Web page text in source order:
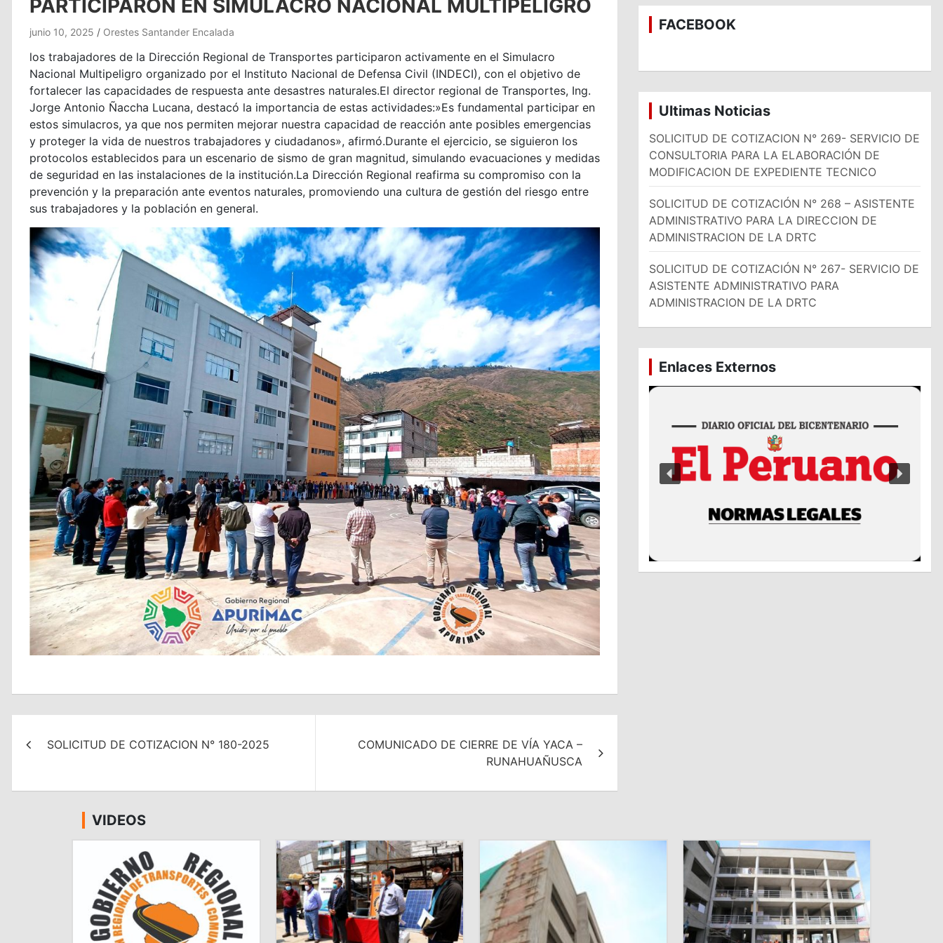
PARTICIPARON EN SIMULACRO NACIONAL MULTIPELIGRO
junio 10, 2025 Orestes Santander Encalada
los trabajadores de la Dirección Regional de Transportes participaron activamente en el Simulacro
Nacional Multipeligro organizado por el Instituto Nacional de Defensa Civil (INDECI), con el objetivo de
fortalecer las capacidades de respuesta ante desastres naturales.El director regional de Transportes, Ing.
Jorge Antonio Ñaccha Lucana, destacó la importancia de estas actividades:»Es fundamental participar en
estos simulacros, ya que nos permiten mejorar nuestra capacidad de reacción ante posibles emergencias
y proteger la vida de nuestros trabajadores y ciudadanos», afirmó.Durante el ejercicio, se siguieron los
protocolos establecidos para un escenario de sismo de gran magnitud, simulando evacuaciones y medidas
de seguridad en las instalaciones de la institución.La Dirección Regional reafirma su compromiso con la
prevención y la preparación ante eventos naturales, promoviendo una cultura de gestión del riesgo entre
sus trabajadores y la población en general.
de
SOLICITUD DE COTIZACION N° 180-2025
COMUNICADO DE CIERRE DE VÍA YACA –
RUNAHUAÑUSCA
c
a
r
FACEBOOK
Ultimas Noticias
SOLICITUD DE COTIZACION N° 269- SERVICIO DE
CONSULTORIA PARA LA ELABORACIÓN DE
MODIFICACION DE EXPEDIENTE TECNICO
SOLICITUD DE COTIZACIÓN N° 268 – ASISTENTE
ADMINISTRATIVO PARA LA DIRECCION DE
ADMINISTRACION DE LA DRTC
SOLICITUD DE COTIZACIÓN N° 267- SERVICIO DE
ASISTENTE ADMINISTRATIVO PARA
ADMINISTRACION DE LA DRTC
Enlaces Externos
VIDEOS